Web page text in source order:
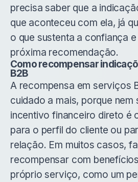
precisa saber que a
que aconteceu com ela, já
o que sustenta a confiança
próxima recomendação.
Como recompensar
B2B
A recompensa em serviços
cuidado a mais, porque nem
incentivo financeiro direto é
para o perfil do cliente ou
relação. Em muitos casos,
recompensar com
próprio serviço, como um